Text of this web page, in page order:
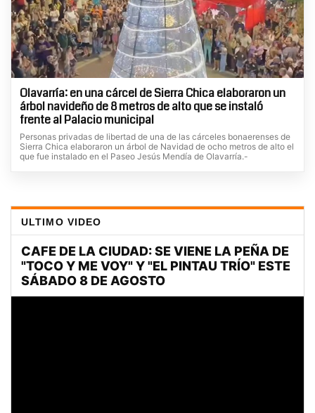
Olavarría: en una cárcel de Sierra Chica elaboraron un
árbol navideño de 8 metros de alto que se instaló
frente al Palacio municipal
Personas privadas de libertad de una de las cárceles bonaerenses de
Sierra Chica elaboraron un árbol de Navidad de ocho metros de alto el
que fue instalado en el Paseo Jesús Mendía de Olavarría.-
ULTIMO VIDEO